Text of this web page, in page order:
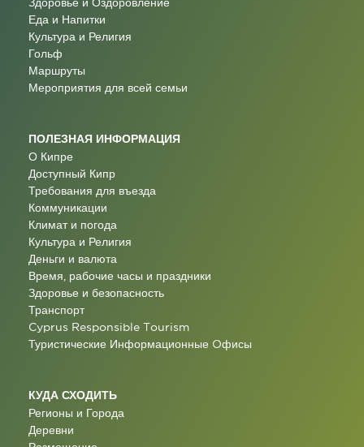
Еда и Напитки
Культура и Религия
Гольф
Маршруты
Мероприятия для всей семьи
ПОЛЕЗНАЯ ИНФОРМАЦИЯ
О Кипре
Доступный Кипр
Требования для въезда
Коммуникации
Климат и погода
Культура и Религия
Деньги и валюта
Время, рабочие часы и праздники
Здоровье и безопасность
Транспорт
Cyprus Responsible Tourism
Туристические Информационные Oфисы
КУДА СХОДИТЬ
Регионы и Города
Деревни